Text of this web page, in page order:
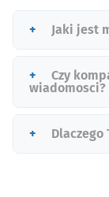
Jaki jest
Czy
wiadomosci?